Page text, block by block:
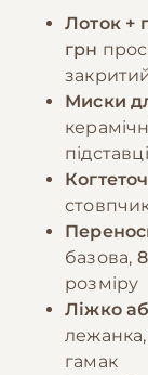
активність
та
🎁 −10%
За
годувати
годування
бути
корму
протягом 7-
реакцією
за
🎁 −10%
За
Лоток +
грн
Миски
базова,
розміру
Ліжко
лежанка,
гамак